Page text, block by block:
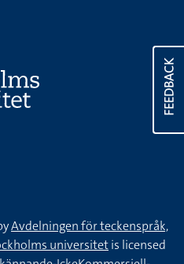
FEEDBACK
Avdelningen för teckenspråk,
universitetis licensed